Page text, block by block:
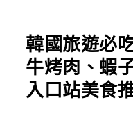
韓國旅遊必
牛烤肉、蝦
入口站美食